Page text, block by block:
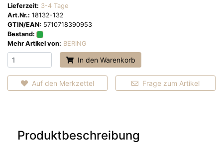
Lieferzeit: 3-4 Tage
Art.Nr.: 18132-132
GTIN/EAN: 5710718390953
Bestand:
Mehr Artikel von: BERING
In den Warenkorb
Auf den Merkzettel Frage zum Artikel
Produktbeschreibung